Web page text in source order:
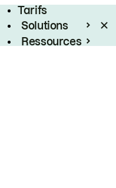
Tarifs
Solutions
Ressources